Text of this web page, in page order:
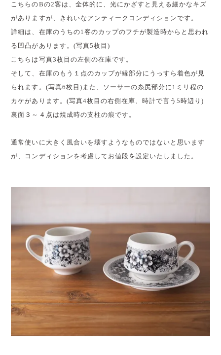
こちらのBの2客は、全体的に、光にかざすと見える細かなキズ
がありますが、きれいなアンティークコンディションです。
詳細は、在庫のうちの1客のカップのフチが製造時からと思われ
る凹凸があります。(写真5枚目)
こちらは写真3枚目の左側の在庫です。
そして、在庫のもう１点のカップが縁部分にうっすら着色が見
られます。(写真6枚目)また、ソーサーの糸尻部分に1ミリ程の
カケがあります。(写真4枚目の右側在庫、時計で言う5時辺り)
裏面３～４点は焼成時の支柱の痕です。
通常使いに大きく風合いを壊すようなものではないと思います
が、コンディションを考慮してお値段を設定いたしました。